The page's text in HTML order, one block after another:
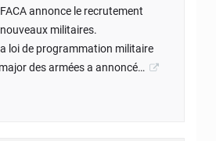
FACA annonce le recrutement
militaires.
loi de programmation militaire
des armées a annoncé…